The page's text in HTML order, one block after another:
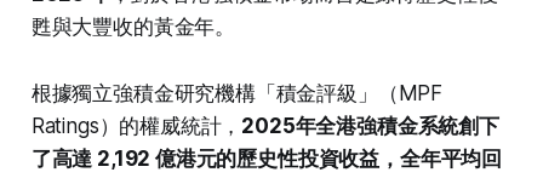
甦與大豐收的黃金年。
根據獨立強積金研究機構「積金評級」（MPF
Ratings）的權威統計， 2025年全港強積金系統創下
了高達 2,192 億港元的歷史性投資收益，全年平均回